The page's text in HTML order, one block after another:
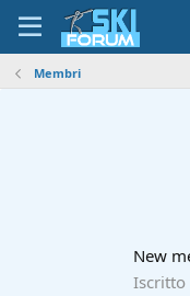
Membri
New
Iscritto